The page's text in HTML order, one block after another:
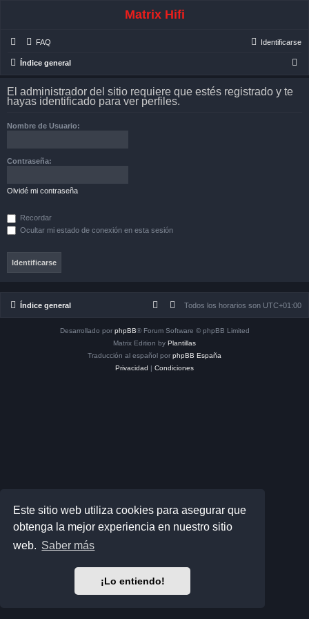
Este sitio web utiliza cookies para asegurar que
obtenga la mejor experiencia en nuestro sitio
web. Saber más
¡Lo entiendo!
Matrix Hifi
FAQ Identificarse
Índice general
El administrador del sitio requiere que estés registrado y te
hayas identificado para ver perfiles.
Nombre de Usuario:
Contraseña:
Olvidé mi contraseña
Recordar
Ocultar mi estado de conexión en esta sesión
Índice general Todos los horarios son UTC+01:00
Desarrollado por phpBB® Forum Software © phpBB Limited
Matrix Edition by Plantillas
Traducción al español por phpBB España
Privacidad | Condiciones